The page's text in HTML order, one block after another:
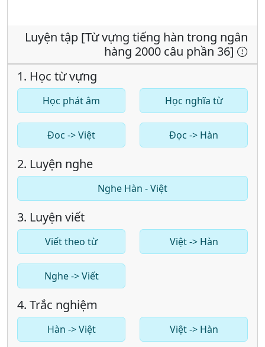
Luyện tập [Từ vựng tiếng hàn trong ngân
hàng 2000 câu phần 36]
1. Học từ vựng
Học phát âm Học nghĩa từ
Đoc -> Việt Đọc -> Hàn
2. Luyện nghe
Nghe Hàn - Việt
3. Luyện viết
Viết theo từ Việt -> Hàn
Nghe -> Viết
4. Trắc nghiệm
Hàn -> Việt Việt -> Hàn